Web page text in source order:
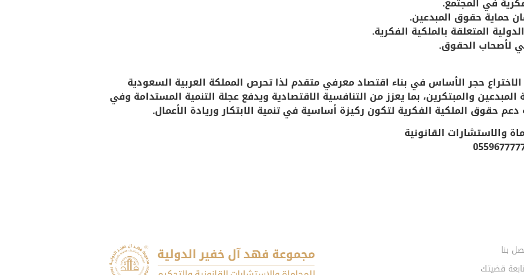
حماية حقوق المبدعين.
المتعلقة بالملكية الفكرية.
لأصحاب الحقوق.
الاختراع حجر الأساس في بناء اقتصاد معرفي متقدم لذا تحرص المملكة العربية السعودية
والمبتكرين، بما يعزز من التنافسية الاقتصادية ويدفع عجلة التنمية المستدامة وفي
والاستشارات القانونية
بنا
قضيتك